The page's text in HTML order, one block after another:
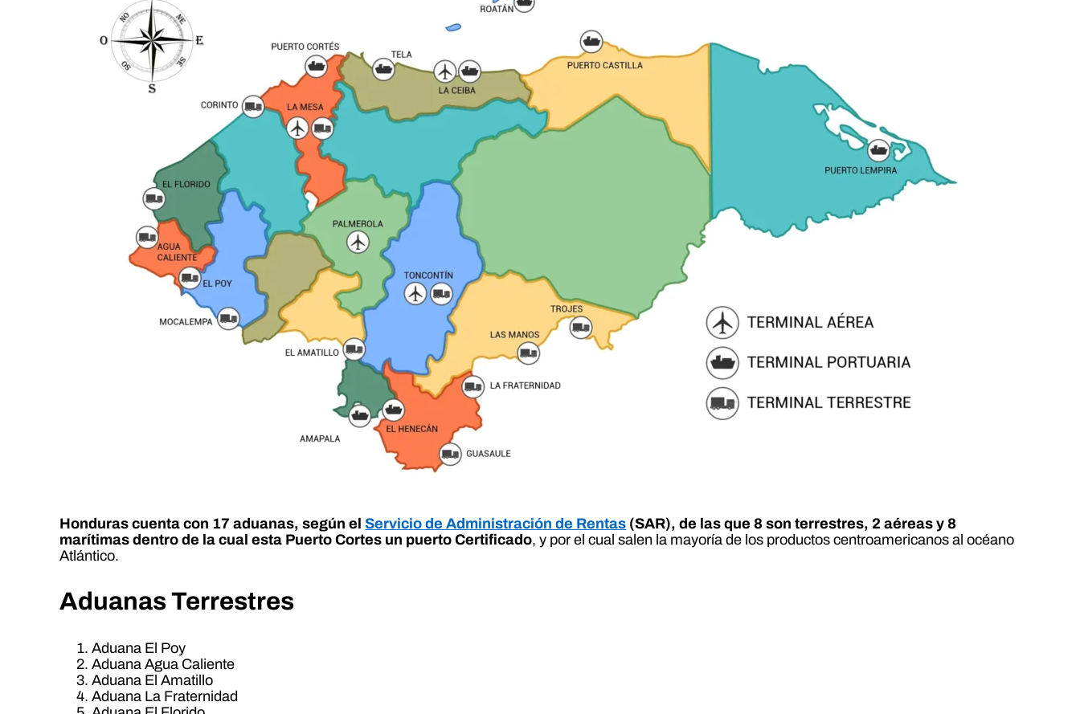
Honduras cuenta con 17 aduanas, según elServicio de Administración de Rentas (SAR), de las que 8 son terrestres, 2 aéreas y 8
marítimas dentro de la cual esta Puerto Cortes un puerto Certificado, y por el cual salen la mayoría de los productos centroamericanos al océano
Atlántico.
Aduanas Terrestres
Aduana El Poy
Aduana Agua Caliente
Aduana El Amatillo
Aduana La Fraternidad